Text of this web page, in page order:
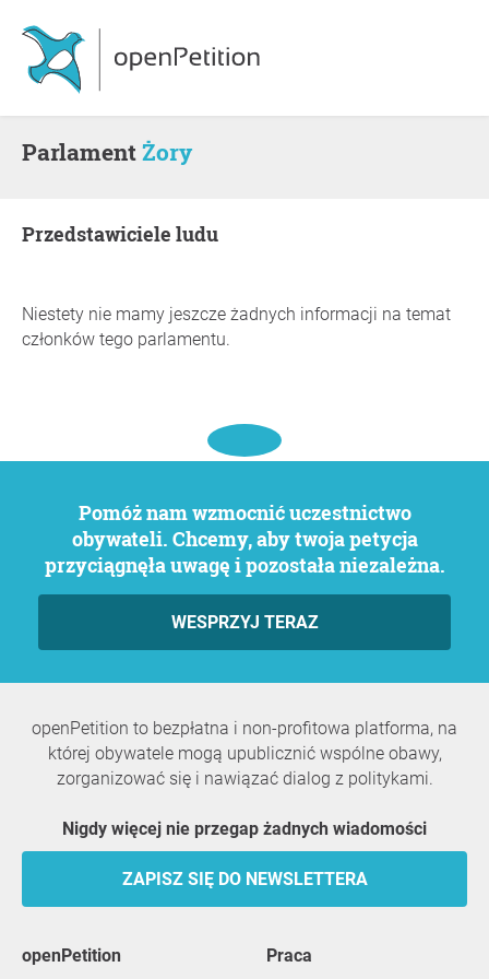
ParlamentŻory
Przedstawiciele ludu
Niestety nie mamy jeszcze żadnych informacji na temat
członków tego parlamentu.
Pomóż nam wzmocnić uczestnictwo
obywateli. Chcemy, aby twoja petycja
przyciągnęła uwagę i pozostała niezależna.
WESPRZYJ TERAZ
openPetition to bezpłatna i non-profitowa platforma, na
której obywatele mogą upublicznić wspólne obawy,
zorganizować się i nawiązać dialog z politykami.
Nigdy więcej nie przegap żadnych wiadomości
ZAPISZ SIĘ DO NEWSLETTERA
openPetition praca